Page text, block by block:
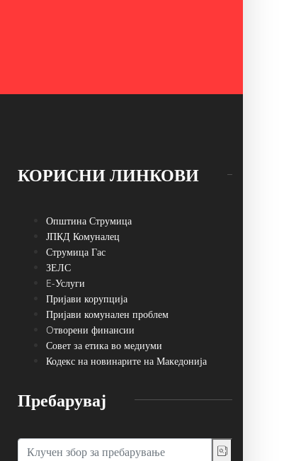
КОРИСНИ ЛИНКОВИ
Општина Струмица
ЈПКД Комуналец
Струмица Гас
ЗЕЛС
E-Услуги
Пријави корупција
Пријави комунален проблем
Oтворени финансии
Совет за етика во медиуми
Кодекс на новинарите на Македонија
Пребарувај